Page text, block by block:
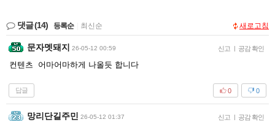
댓글(14) 등록순 최신순 새로고침
문자멧돼지 26-05-12 00:59 신고 | 공감 확인
컨텐츠 어마어마하게 나올듯 합니다
답글 0
0
망리단길주민 26-05-12 01:37 신고 | 공감 확인